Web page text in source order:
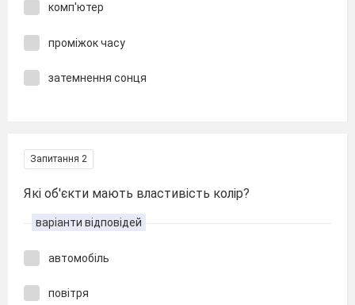
комп'ютер
проміжок часу
затемнення сонця
Запитання 2
Які об'єкти мають властивість колір?
варіанти відповідей
автомобіль
повітря